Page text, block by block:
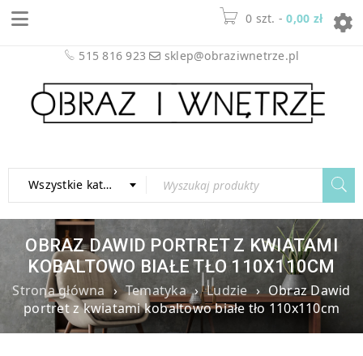
515 816 923 sklep@obraziwnetrze.pl
0 - 0,00 zł
Wszystkie kategorie
OBRAZ DAWID PORTRET Z KWIATAMI
KOBALTOWO BIAŁE TŁO 110X110CM
Strona główna › Tematyka › Ludzie › Obraz Dawid
portret z kwiatami kobaltowo białe tło 110x110cm